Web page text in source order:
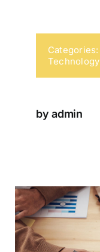
Categories:
Technology
by admin